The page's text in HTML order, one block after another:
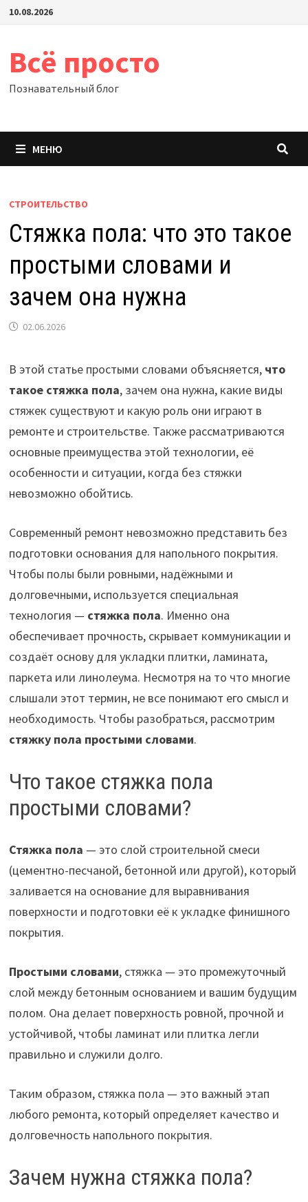
Перейти
10.08.2026
Всё просто
Познавательный блог
МЕНЮ
СТРОИТЕЛЬСТВО
Стяжка пола: что это такое
простыми словами и
зачем она нужна
02.06.2026
В этой статье простыми словами объясняется, что
такое стяжка пола, зачем она нужна, какие виды
стяжек существуют и какую роль они играют в
ремонте и строительстве. Также рассматриваются
основные преимущества этой технологии, её
особенности и ситуации, когда без стяжки
невозможно обойтись.
Современный ремонт невозможно представить без
подготовки основания для напольного покрытия.
Чтобы полы были ровными, надёжными и
долговечными, используется специальная
технология — стяжка пола. Именно она
обеспечивает прочность, скрывает коммуникации и
создаёт основу для укладки плитки, ламината,
паркета или линолеума. Несмотря на то что многие
слышали этот термин, не все понимают его смысл и
необходимость. Чтобы разобраться, рассмотрим
стяжку пола простыми словами.
Что такое стяжка пола
простыми словами?
Стяжка пола — это слой строительной смеси
(цементно-песчаной, бетонной или другой), который
заливается на основание для выравнивания
поверхности и подготовки её к укладке финишного
покрытия.
Простыми словами, стяжка — это промежуточный
слой между бетонным основанием и вашим будущим
полом. Она делает поверхность ровной, прочной и
устойчивой, чтобы ламинат или плитка легли
правильно и служили долго.
Таким образом, стяжка пола — это важный этап
любого ремонта, который определяет качество и
долговечность напольного покрытия.
Зачем нужна стяжка пола?